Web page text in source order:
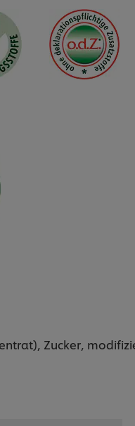
Zucker,